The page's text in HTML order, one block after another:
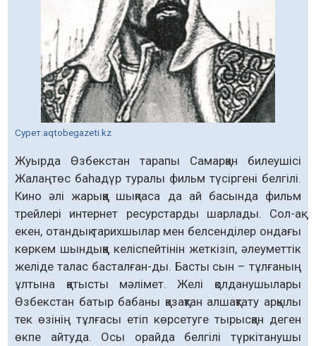
Сурет:аqtobegazeti.kz
Жуырда Өзбекстан тарапы Самарқан билеушісі
Жалаңтөс баһадүр туралы фильм түсіргені белгілі.
Кино әлі жарыққа шықпаса да ай басында фильм
трейлері интернет ресурстарды шарлады. Сол-ақ
екен, отандық тарихшылар мен белсенділер ондағы
көркем шындыққа келіспейтінін жеткізіп, әлеуметтік
желіде талас басталған-ды. Басты сын – тұлғаның
ұлтына қатысты мәлімет. Желі қолданушылары
Өзбекстан батыр бабаны қазақтан алшақтату арқылы
тек өзінің тұлғасы етіп көрсетуге тырысқан деген
өкпе айтуда. Осы орайда белгілі түркітанушы